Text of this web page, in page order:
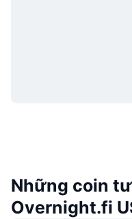
Những coin
Overnight.fi